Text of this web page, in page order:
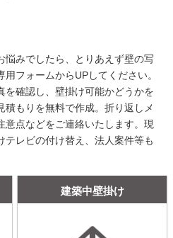
悩みでしたら、とりあえず壁の写
フォームからUPしてください。
を確認し、壁掛け可能かどうかを
積もりを無料で作成。折り返しメ
意点などをご連絡いたします。現
テレビの付け替え、法人案件等も
建築中壁掛け